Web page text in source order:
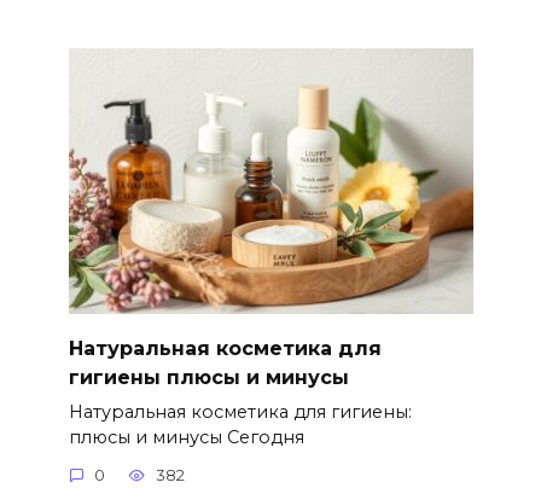
Натуральная косметика для
гигиены плюсы и минусы
Натуральная косметика для гигиены:
плюсы и минусы Сегодня
0 382